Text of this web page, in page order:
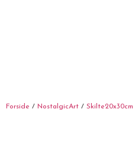
Forside / NostalgicArt / Skilte20x30cm